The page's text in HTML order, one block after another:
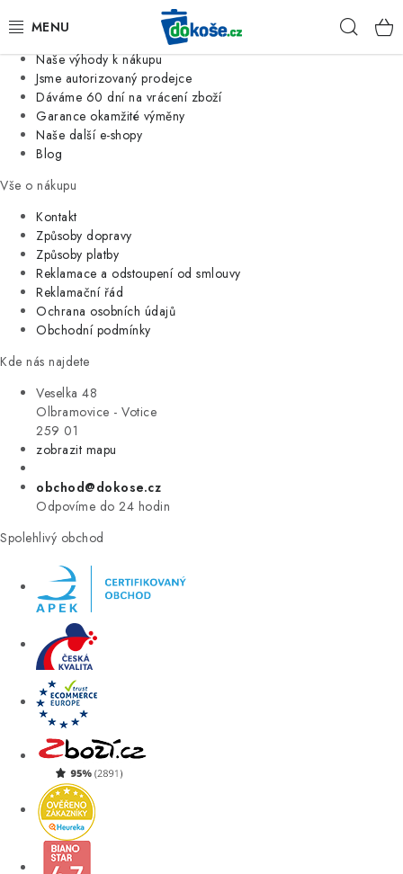
Jsme tradiční česká firma
Naše výhody k nákupu
Jsme autorizovaný prodejce
Dáváme 60 dní na vrácení zboží
Garance okamžité výměny
Naše další e-shopy
Blog
Vše o nákupu
Kontakt
Způsoby dopravy
Způsoby platby
Reklamace a odstoupení od smlouvy
Reklamační řád
Ochrana osobních údajů
Obchodní podmínky
Kde nás najdete
Veselka 48
Olbramovice - Votice
259 01
zobrazit mapu
obchod@dokose.cz
Odpovíme do 24 hodin
Spolehlivý obchod
KOŠE
SÁČKY
KUCHYNĚ
ORGANIZACE
DOMÁCNOST
ÚKLID
VÝPRODEJ
ZNAČKY
Úvod Kontakt Blog
Moje objednávka